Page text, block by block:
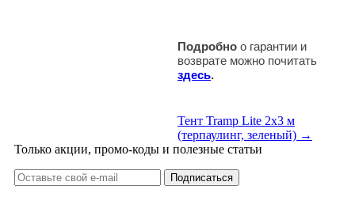
Подробно о гарантии и
возврате можно почитать
здесь.
Тент Tramp Lite 2х3 м
(терпаулинг, зеленый) →
Только акции, промо-коды и полезные статьи